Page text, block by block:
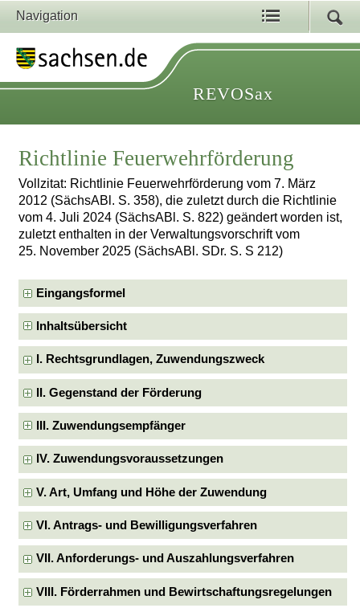
Navigation
REVOSax
Richtlinie Feuerwehrförderung
Vollzitat: Richtlinie Feuerwehrförderung vom 7. März
2012 (SächsABl. S. 358), die zuletzt durch die Richtlinie
vom 4. Juli 2024 (SächsABl. S. 822) geändert worden ist,
zuletzt enthalten in der Verwaltungsvorschrift vom
25. November 2025 (SächsABl. SDr. S. S 212)
Eingangsformel
Inhaltsübersicht
I. Rechtsgrundlagen, Zuwendungszweck
II. Gegenstand der Förderung
III. Zuwendungsempfänger
IV. Zuwendungsvoraussetzungen
V. Art, Umfang und Höhe der Zuwendung
VI. Antrags- und Bewilligungsverfahren
VII. Anforderungs- und Auszahlungsverfahren
VIII. Förderrahmen und Bewirtschaftungsregelungen